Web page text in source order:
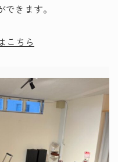
きます。
こちら